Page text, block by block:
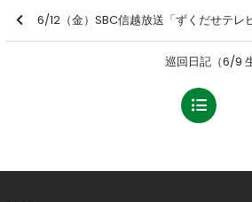
6/12（金）SBC信越放送「ずくだせテレ
巡回日記（6/9